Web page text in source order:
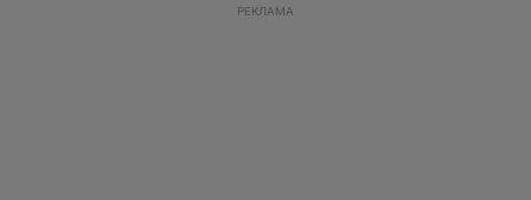
РЕКЛАМА